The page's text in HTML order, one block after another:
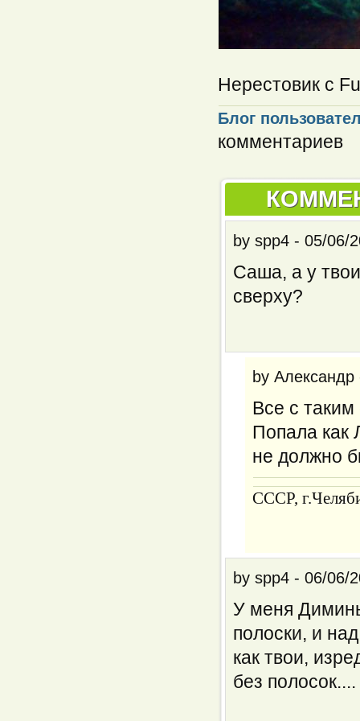
Нерестовик с
Блог
комментариев
byspp4 -05/06/
Саша, а у
сверху?
byАлександр
Все с таким
Попала как
не должно
CCCP,
byspp4 -06/06/
У меня
полоски, и
как твои,
без